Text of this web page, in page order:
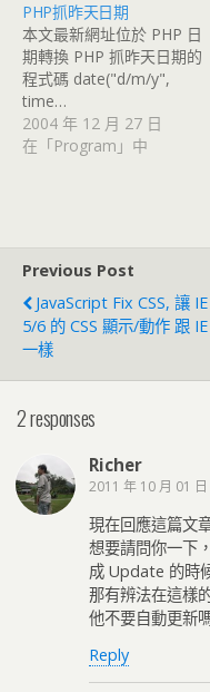
PHP抓昨天日期
本文最新網址位於 PHP 日
期轉換 PHP 抓昨天日期的
程式碼 date("d/m/y",
time…
2004 年 12 月 27 日
在「Program」中
Previous Post
JavaScript Fix CSS, 讓 IE
5/6 的 CSS 顯示/動作 跟
一樣
2 responses
Richer
2011 年 10 月 01 日
現在回應這篇文
想要請問你一下
成 Update 的時
那有辨法在這樣
他不要自動更新
Reply